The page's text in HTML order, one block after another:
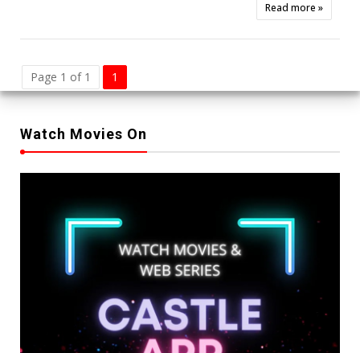
Read more »
Page 1 of 1 1
Watch Movies On